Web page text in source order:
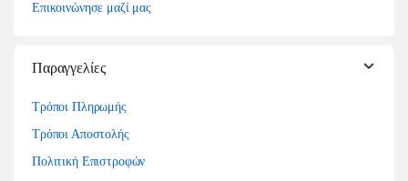
Επικοινώνησε μαζί μας
Παραγγελίες
Τρόποι Πληρωμής
Τρόποι Αποστολής
Πολιτική Επιστροφών